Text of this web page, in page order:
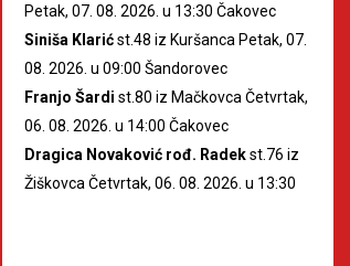
Petak, 07. 08. 2026. u 13:30 Čakovec
Siniša Klarićst.48 iz Kuršanca Petak, 07.
08. 2026. u 09:00 Šandorovec
Franjo Šardi st.80 iz Mačkovca Četvrtak,
06. 08. 2026. u 14:00 Čakovec
Dragica Novaković rođ. Radekst.76 iz
Žiškovca Četvrtak, 06. 08. 2026. u 13:30